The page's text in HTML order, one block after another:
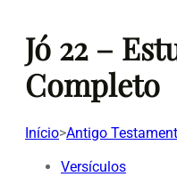
Jó 22 –
Completo
Início>Antigo
Versículos